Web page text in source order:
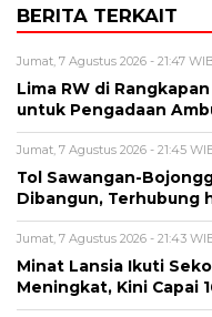
BERITA TERKAIT
Jumat, 7 Agustus 2026 - 21:47
Lima RW di
untuk Pengadaan
Jumat, 7 Agustus 2026 - 21:45
Tol Sawangan-
Dibangun, Terhubung
Jumat, 7 Agustus 2026 - 21:43
Minat Lansia Ikuti
Meningkat, Kini Capai